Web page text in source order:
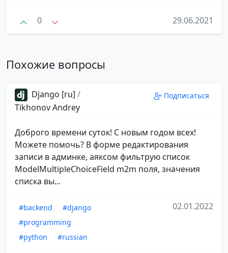
0 29.06.2021
Похожие вопросы
Django [ru] /
Tikhonov Andrey
Подписаться
Доброго времени суток! С новым годом всех!
Можете помочь? В форме редактирования
записи в админке, аяксом фильтрую список
ModelMultipleChoiceField m2m поля, значения
списка вы...
#backend
#django
#programming
#python
#russian
02.01.2022